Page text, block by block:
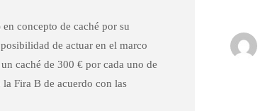
concepto de caché por su
de actuar en el marco
caché de 300 € por cada uno de
Fira B de acuerdo con las